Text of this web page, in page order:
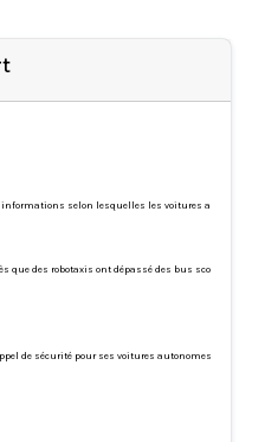
selon lesquelles les voitures autonomes
que des robotaxis ont dépassé des bus scolaires.
de sécurité pour ses voitures autonomes : voici